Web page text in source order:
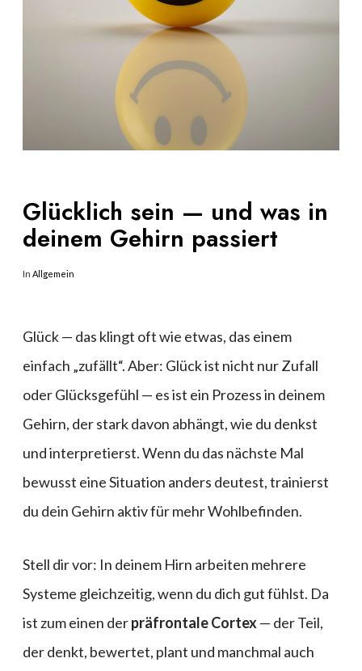
Glücklich sein — und was in
deinem Gehirn passiert
In Allgemein
Glück — das klingt oft wie etwas, das einem
einfach „zufällt“. Aber: Glück ist nicht nur Zufall
oder Glücksgefühl — es ist ein Prozess in deinem
Gehirn, der stark davon abhängt, wie du denkst
und interpretierst. Wenn du das nächste Mal
bewusst eine Situation anders deutest, trainierst
du dein Gehirn aktiv für mehr Wohlbefinden.
Stell dir vor: In deinem Hirn arbeiten mehrere
Systeme gleichzeitig, wenn du dich gut fühlst. Da
ist zum einen derpräfrontale Cortex — der Teil,
der denkt, bewertet, plant und manchmal auch